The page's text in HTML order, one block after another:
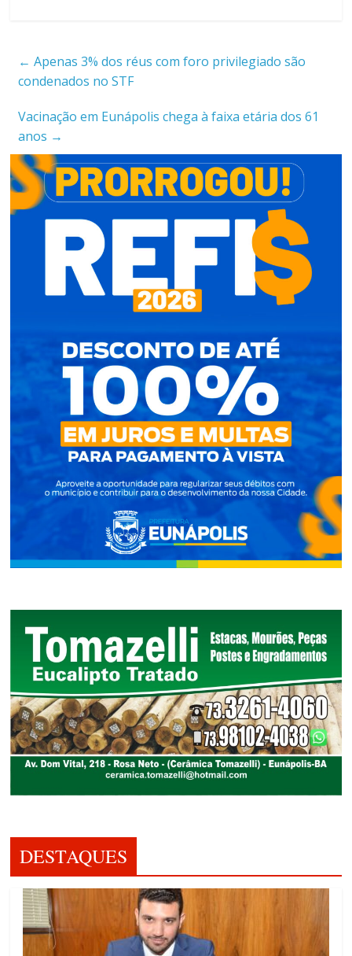
← Apenas 3% dos réus com foro privilegiado são
condenados no STF
Vacinação em Eunápolis chega à faixa etária dos 61
anos →
DESTAQUES